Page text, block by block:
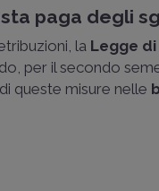
paga degli
la Legge
per il secondo
queste misure nelle